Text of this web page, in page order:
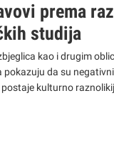
prema
studija
kao i drugim
da su
kulturno